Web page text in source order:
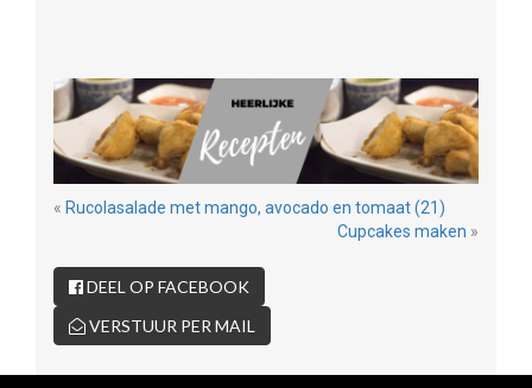
« Rucolasalade met mango, avocado en tomaat (21)
Cupcakes maken »
DEEL OP FACEBOOK
VERSTUUR PER MAIL